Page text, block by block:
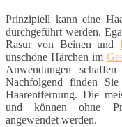
Prinzipiell kann eine
durchgeführt werden.
Rasur von Beinen und
unschöne Härchen im
Anwendungen
Nachfolgend finden
Haarentfernung. Die
und können ohne
angewendet werden.